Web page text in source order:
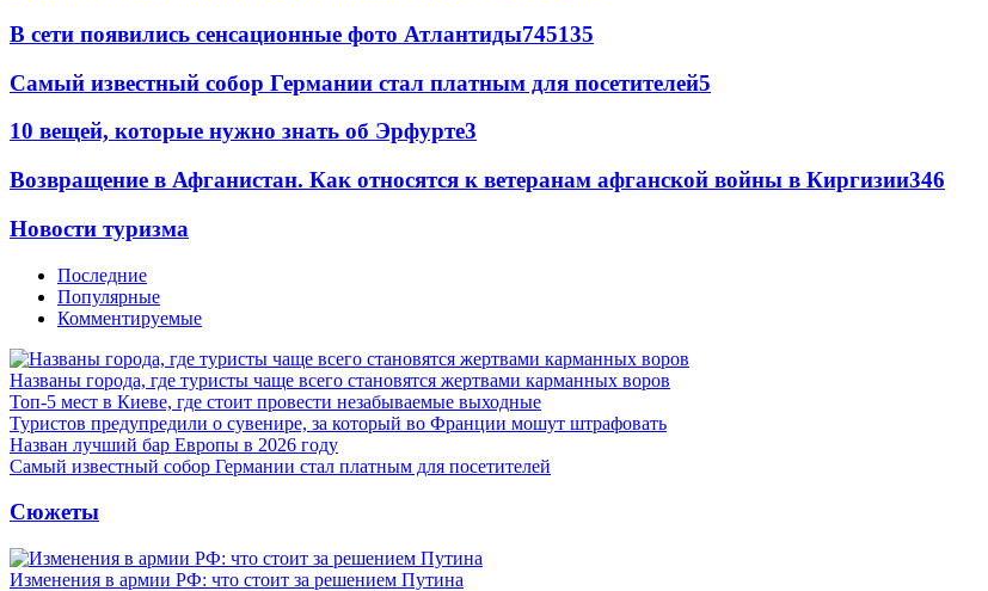
В сети появились сенсационные фото Атлантиды745135
Самый известный собор Германии стал платным для посетителей5
10 вещей, которые нужно знать об Эрфурте3
Возвращение в Афганистан. Как относятся к ветеранам афганской войны в Киргизии346
Новости туризма
Последние
Популярные
Комментируемые
Названы города, где туристы чаще всего становятся жертвами карманных воров
Топ-5 мест в Киеве, где стоит провести незабываемые выходные
Туристов предупредили о сувенире, за который во Франции мошут штрафовать
Назван лучший бар Европы в 2026 году
Самый известный собор Германии стал платным для посетителей
Сюжеты
Изменения в армии РФ: что стоит за решением Путина